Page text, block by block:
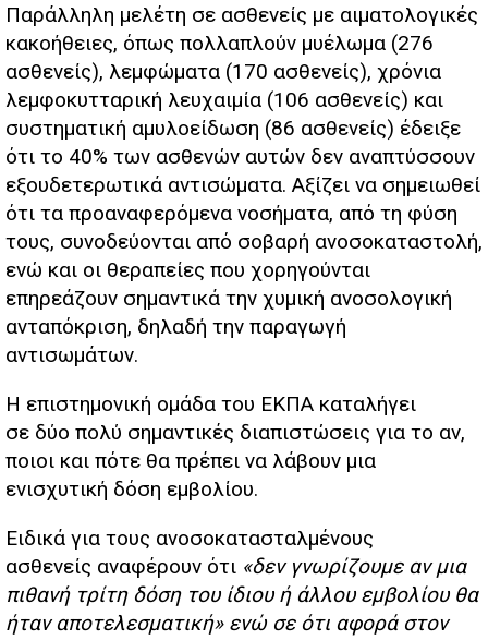
Παράλληλη μελέτη σε ασθενείς με αιματολογικές
κακοήθειες, όπως πολλαπλούν μυέλωμα (276
ασθενείς), λεμφώματα (170 ασθενείς), χρόνια
λεμφοκυτταρική λευχαιμία (106 ασθενείς) και
συστηματική αμυλοείδωση (86 ασθενείς) έδειξε
ότι το 40% των ασθενών αυτών δεν αναπτύσσουν
εξουδετερωτικά αντισώματα. Αξίζει να σημειωθεί
ότι τα προαναφερόμενα νοσήματα, από τη φύση
τους, συνοδεύονται από σοβαρή ανοσοκαταστολή,
ενώ και οι θεραπείες που χορηγούνται
επηρεάζουν σημαντικά την χυμική ανοσολογική
ανταπόκριση, δηλαδή την παραγωγή
αντισωμάτων.
Η επιστημονική ομάδα του ΕΚΠΑ καταλήγει
σε δύο πολύ σημαντικές διαπιστώσεις για το αν,
ποιοι και πότε θα πρέπει να λάβουν μια
ενισχυτική δόση εμβολίου.
Ειδικά για τους ανοσοκατασταλμένους
ασθενείς αναφέρουν ότι «δεν γνωρίζουμε αν μια
πιθανή τρίτη δόση του ίδιου ή άλλου εμβολίου θα
ήταν αποτελεσματική» ενώ σε ότι αφορά στον